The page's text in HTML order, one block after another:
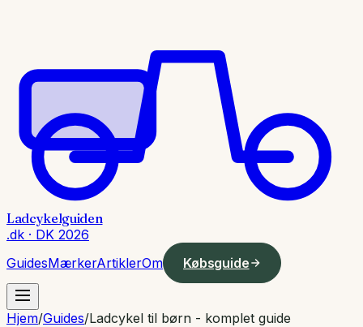
Ladcykelguiden
.dk · DK 2026
GuidesMærkerArtiklerOm Købsguide
Hjem/Guides/Ladcykel til børn - komplet guide